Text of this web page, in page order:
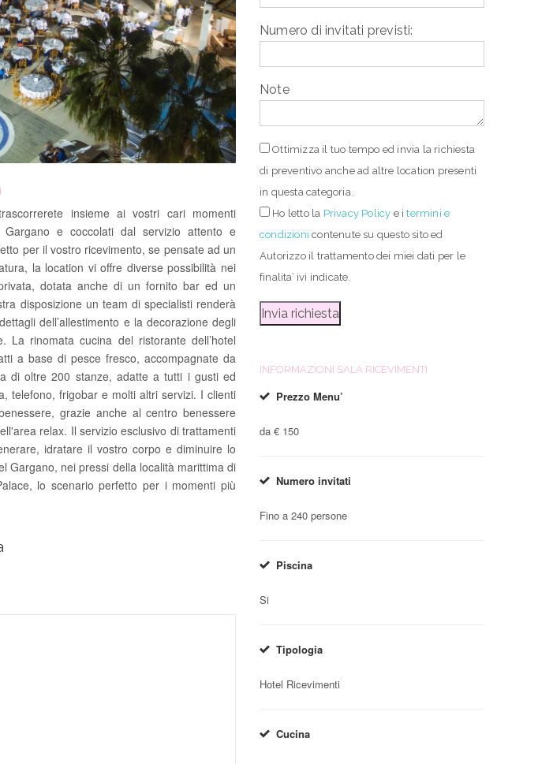
insieme ai vostri cari momenti
Gargano e coccolati dal servizio attento e
per il vostro ricevimento, se pensate ad un
la location vi offre diverse possibilità nei
dotata anche di un fornito bar ed un
disposizione un team di specialisti renderà
dell’allestimento e la decorazione degli
rinomata cucina del ristorante dell’hotel
a base di pesce fresco, accompagnate da
di oltre 200 stanze, adatte a tutti i gusti ed
telefono, frigobar e molti altri servizi. I clienti
grazie anche al centro benessere
relax. Il servizio esclusivo di trattamenti
idratare il vostro corpo e diminuire lo
Gargano, nei pressi della località marittima di
lo scenario perfetto per i momenti più
Numero di invitati previsti:
Note
Ottimizza il tuo tempo ed invia la richiesta
di preventivo anche ad altre location presenti
in questa categoria.
Ho letto la Privacy Policy e itermini e
condizioni contenute su questo sito ed
Autorizzo il trattamento dei miei dati per le
finalita’ ivi indicate.
INFORMAZIONI SALA RICEVIMENTI
Prezzo Menu’
da € 150
Numero invitati
Fino a 240 persone
Piscina
Si
Tipologia
Hotel Ricevimenti
Cucina